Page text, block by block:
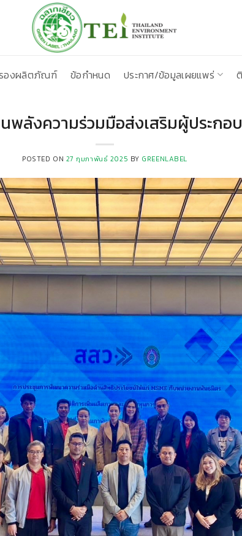
องผลิตภัณฑ์ ข้อกำหนด ประกาศ/ข้อมูลเผยแพร่
นพลังความร่วมมือส่งเสริมผู้ประกอ
POSTED ON 27 กุมภาพันธ์ 2025 BY GREENLABEL